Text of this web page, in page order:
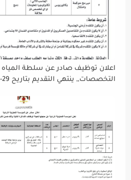
اعلان توظيف صادر عن سلطة المياه
التخصصات,, ينتهي التقديم بتاريح 29-4-2026